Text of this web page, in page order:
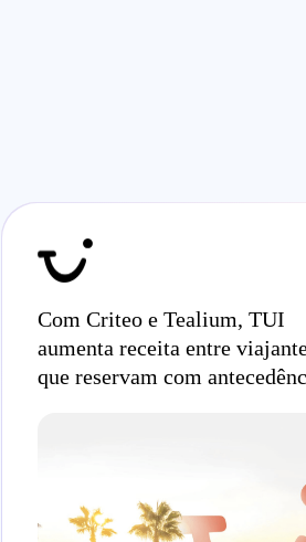
Com Criteo e Tealium, TUI
aumenta receita entre
que reservam com